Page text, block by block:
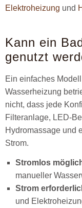
Elektroheizung und
Kann ein
genutzt
Ein einfaches
Wasserheizung
nicht, dass jede
Filteranlage, LED-
Hydromassage und
Strom.
Stromlos
manueller
Strom
und